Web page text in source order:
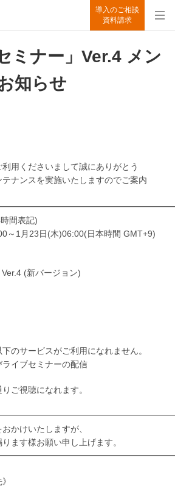
導入のご相談
資料請求
ミナー」Ver.4 メン
知らせ
用くださいまして誠にありがとう
ナンスを実施いたしますのでご案内
間表記)
～1月23日(木)06:00(日本時間 GMT+9)
(新バージョン)
のサービスがご利用になれません。
ライブセミナーの配信
ご視聴になれます。
かけいたしますが、
ます様お願い申し上げます。